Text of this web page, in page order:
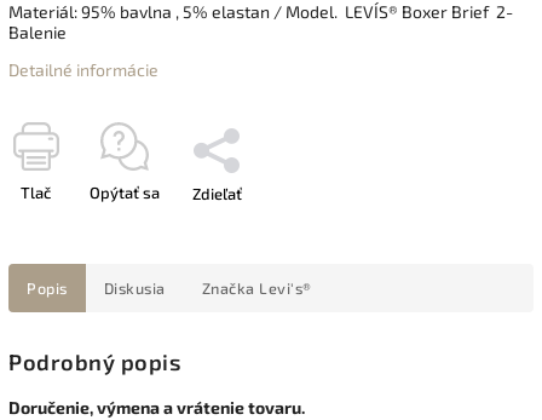
Materiál: 95% bavlna , 5% elastan / Model. LEVI´S® Boxer Brief 2-
Balenie
Detailné informácie
Tlač Opýtať sa Zdieľať
Popis Diskusia Značka Levi's®
Podrobný popis
Doručenie, výmena a vrátenie tovaru.